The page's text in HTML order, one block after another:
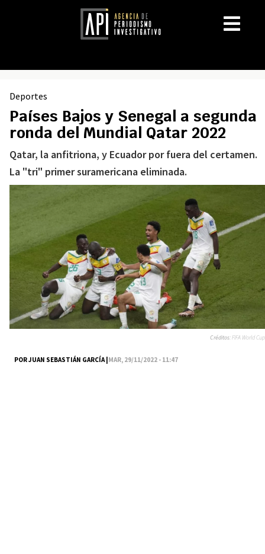
Deportes
Países Bajos y Senegal a segunda
ronda del Mundial Qatar 2022
Qatar, la anfitriona, y Ecuador por fuera del certamen.
La "tri" primer suramericana eliminada.
POR JUAN SEBASTIÁN GARCÍA |MAR, 29/11/2022 - 11:47
Créditos:FIFA World Cup